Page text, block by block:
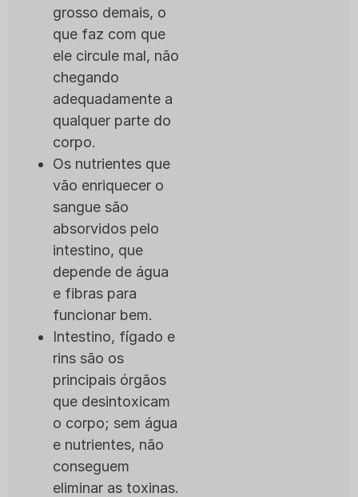
grosso demais, o
que faz com que
ele circule mal, não
chegando
adequadamente a
qualquer parte do
corpo.
Os nutrientes que
vão enriquecer o
sangue são
absorvidos pelo
intestino, que
depende de água
e fibras para
funcionar bem.
Intestino, fígado e
rins são os
principais órgãos
que desintoxicam
o corpo; sem água
e nutrientes, não
conseguem
eliminar as toxinas.